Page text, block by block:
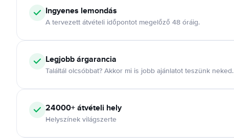
Ingyenes lemondás
A tervezett átvételi időpontot megelőző 48 óráig.
Legjobb árgarancia
Találtál olcsóbbat? Akkor mi is jobb ajánlatot teszünk neked.
24000+ átvételi hely
Helyszínek világszerte